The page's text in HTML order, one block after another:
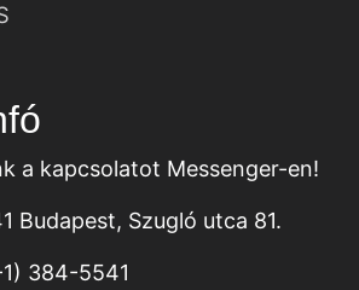
a kapcsolatot Messenger-en!
Budapest, Szugló utca 81.
384-5541